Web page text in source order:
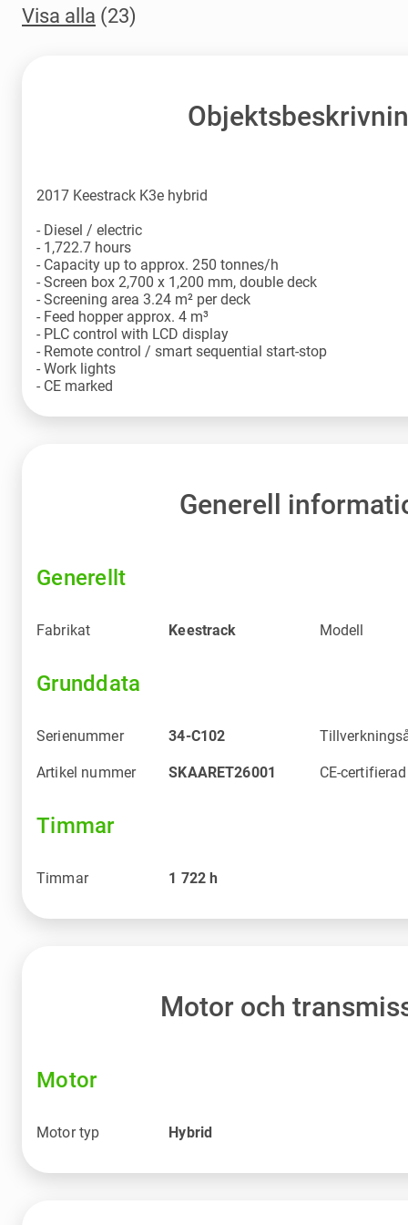
Visa alla (23)
2017 Keestrack K3e hybrid
- Diesel / electric
- 1,722.7 hours
- Capacity up to approx. 250 tonnes/h
- Screen box 2,700 x 1,200 mm, double deck
- Screening area 3.24 m² per deck
- Feed hopper approx. 4 m³
- PLC control with LCD display
- Remote control / smart sequential start-stop
- Work lights
- CE marked
Generell
Generellt
Fabrikat Keestrack Modell
Grunddata
Serienummer 34-C102
Artikel nummer SKAARET26001 CE-certifierad
Timmar
Timmar 1 722h
Motor och
Motor
Motor typ Hybrid